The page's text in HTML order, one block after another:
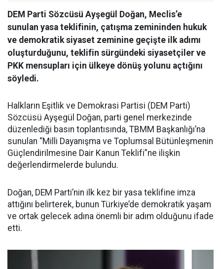
DEM Parti Sözcüsü Ayşegül Doğan, Meclis’e
sunulan yasa teklifinin, çatışma zemininden hukuk
ve demokratik siyaset zeminine geçişte ilk adımı
oluşturduğunu, teklifin sürgündeki siyasetçiler ve
PKK mensupları için ülkeye dönüş yolunu açtığını
söyledi.
Halkların Eşitlik ve Demokrasi Partisi (DEM Parti)
Sözcüsü Ayşegül Doğan, parti genel merkezinde
düzenlediği basın toplantısında, TBMM Başkanlığı’na
sunulan “Milli Dayanışma ve Toplumsal Bütünleşmenin
Güçlendirilmesine Dair Kanun Teklifi”ne ilişkin
değerlendirmelerde bulundu.
Doğan, DEM Parti’nin ilk kez bir yasa teklifine imza
attığını belirterek, bunun Türkiye’de demokratik yaşam
ve ortak gelecek adına önemli bir adım olduğunu ifade
etti.